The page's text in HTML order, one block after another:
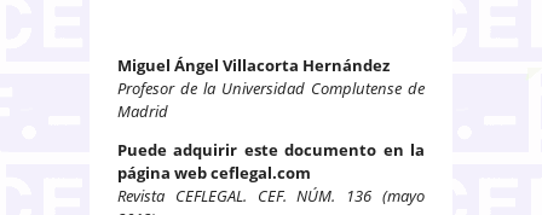
Miguel Ángel Villacorta Hernández
Profesor de la Universidad Complutense de
Madrid
Puede adquirir este documento en la
página web ceflegal.com
Revista CEFLEGAL. CEF. NÚM. 136 (mayo